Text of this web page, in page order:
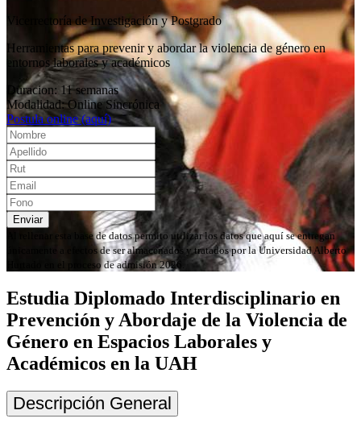
Vicerrectoría de Investigación y Postgrado
Herramientas para prevenir y abordar la violencia de género en
entornos laborales y académicos
Duracion: 11 semanas
Modalidad: Online Sincrónica
Postula online (aquí)
Enviar
Al rellenar esta base de datos permito utilizar los datos que aquí se entregan
únicamente a efectos de ser almacenados y tratados por la Universidad Alberto
Hurtado en el proceso de admisión 2026.
Estudia Diplomado Interdisciplinario en
Prevención y Abordaje de la Violencia de
Género en Espacios Laborales y
Académicos en la UAH
Descripción General